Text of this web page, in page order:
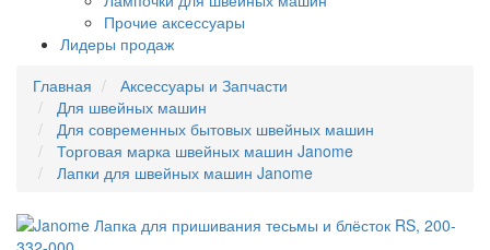
Прочие аксессуары
Лидеры продаж
Главная
Аксессуары и Запчасти
Для швейных машин
Для современных бытовых швейных машин
Торговая марка швейных машин Janome
Лапки для швейных машин Janome